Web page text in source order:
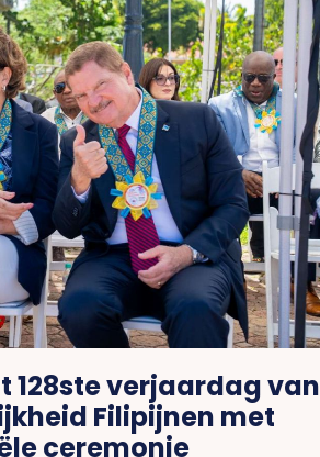
128ste verjaardag van
Filipijnen met
ceremonie